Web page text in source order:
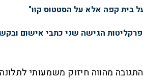
בית קפה אלא על הסטטוס קוו"
הגישה שני כתבי אישום
מהווה חיזוק משמעותי